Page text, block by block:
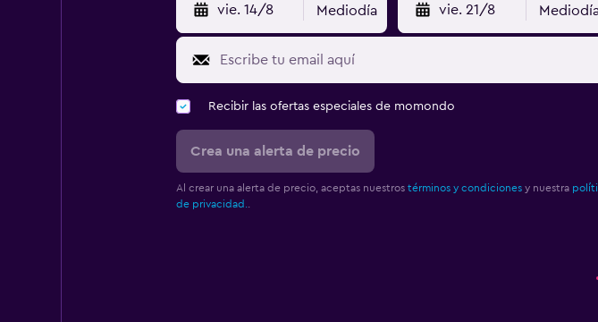
vie. 14/8 Mediodía vie. 21/8
Recibir las ofertas especiales de momondo
Crea una alerta de precio
Al crear una alerta de precio, aceptas nuestros términos y condicionesy nuestra
de privacidad.